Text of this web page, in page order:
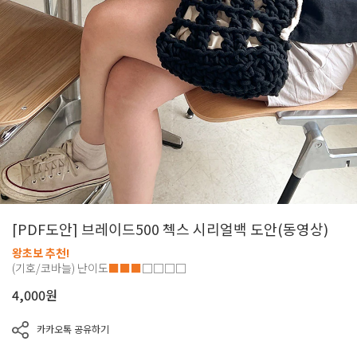
[PDF도안] 브레이드500 첵스 시리얼백 도안(동영상)
왕초보 추천!
(기호/코바늘) 난이도■■■□□□□
4,000원
카카오톡 공유하기